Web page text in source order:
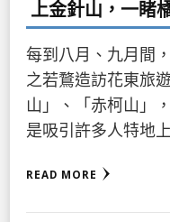
上金針山，一睹
每到八月、九月間
之若鶩造訪花東旅
山」、「赤柯山」
是吸引許多人特地
READ MORE